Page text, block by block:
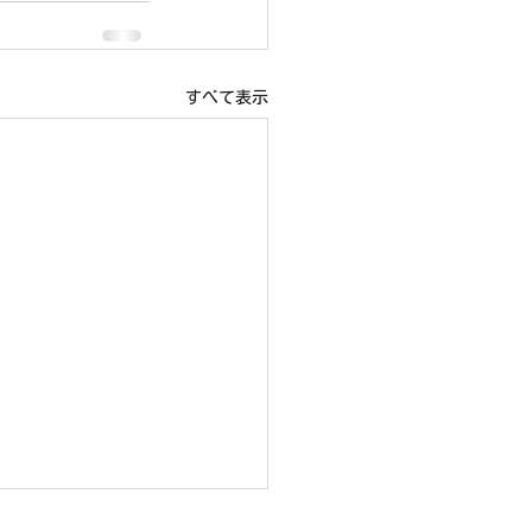
すべて表示